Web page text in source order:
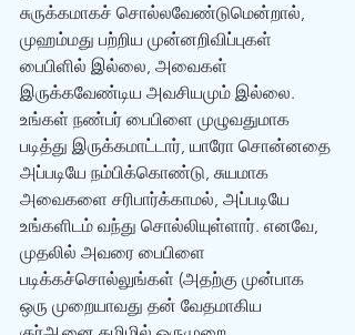
சுருக்கமாகச் சொல்லவேண்டுமென்றால்,
முஹம்மது பற்றிய முன்னறிவிப்புகள்
பைபிளில் இல்லை, அவைகள்
இருக்கவேண்டிய அவசியமும் இல்லை.
உங்கள் நண்பர் பைபிளை முழுவதுமாக
படித்து இருக்கமாட்டார், யாரோ சொன்னதை
அப்படியே நம்பிக்கொண்டு, சுயமாக
அவைகளை சரிபார்க்காமல், அப்படியே
உங்களிடம் வந்து சொல்லியுள்ளார். எனவே,
முதலில் அவரை பைபிளை
படிக்கச்சொல்லுங்கள் (அதற்கு முன்பாக
ஒரு முறையாவது தன் வேதமாகிய